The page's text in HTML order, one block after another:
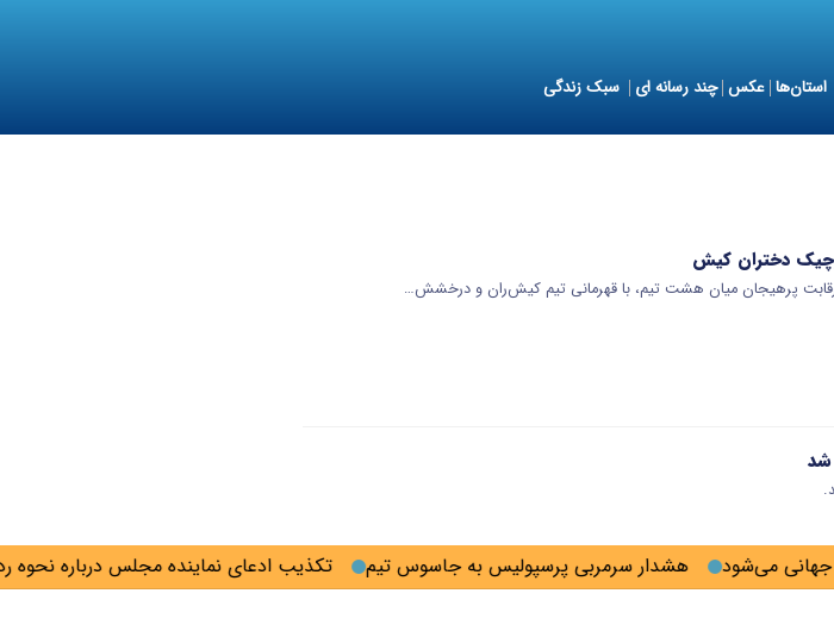
استان‌ها عکس چند رسانه ای سبک زندگی
تکذیب ادعای نماینده مجلس درباره نحوه هشدار سرمربی پرسپولیس به جاسوس تیم می‌شود
دختران کیش
پرهیجان میان هشت تیم، با قهرمانی تیم کیش‌ران و درخشش…
شد